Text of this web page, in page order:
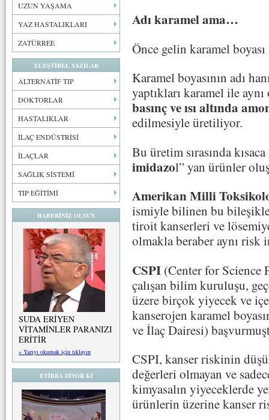
UZUN YAŞAMA
YAZ HASTALIKLARI
ZATÜRREE
ELEŞTİREL YAZILAR
ALTERNATİF TIP
DOKTORLAR
HASTALIKLAR
İLAÇ ENDÜSTRİSİ
İLAÇLAR
SAĞLIK SİSTEMİ
TIP EĞİTİMİ
HABERİNİZ OLSUN
SUDA ERİYEN
VİTAMİNLER PARANIZI
ERİTİR
» Yazıyı okumak için tıklayın
ETİBBA DİYOR Kİ
Adı karamel ama…
Önce gelin karamel
Karamel boyasının adı
yaptıkları karamel ile
basınç ve ısı altında
edilmesiyle üretiliyor.
Bu üretim sırasında
imidazol” yan ürünler
Amerikan Milli
ismiyle bilinen bu
tiroit kanserleri ve
olmakla beraber aynı risk
CSPI (Center for Science
çalışan bilim kuruluşu,
üzere birçok yiyecek ve
kanserojen karamel
ve İlaç Dairesi)
CSPI, kanser riskinin
değerleri olmayan ve
kimyasalın yiyeceklerde
ürünlerin üzerine kanser